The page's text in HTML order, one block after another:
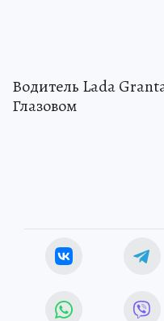
Водитель Lada
Глазовом